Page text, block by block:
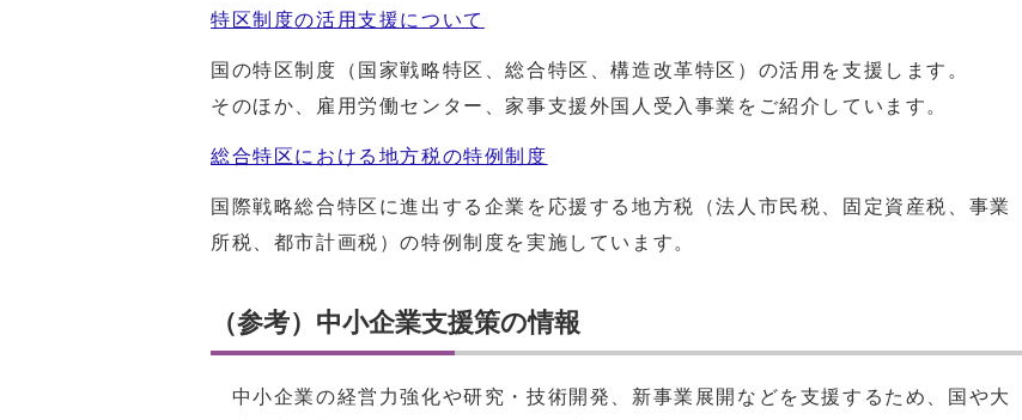
特区制度の活用支援について
国の特区制度（国家戦略特区、総合特区、構造改革特区）の活用を支援します。
そのほか、雇用労働センター、家事支援外国人受入事業をご紹介しています。
総合特区における地方税の特例制度
国際戦略総合特区に進出する企業を応援する地方税（法人市民税、固定資産税、事業
所税、都市計画税）の特例制度を実施しています。
（参考）中小企業支援策の情報
中小企業の経営力強化や研究・技術開発、新事業展開などを支援するため、国や大